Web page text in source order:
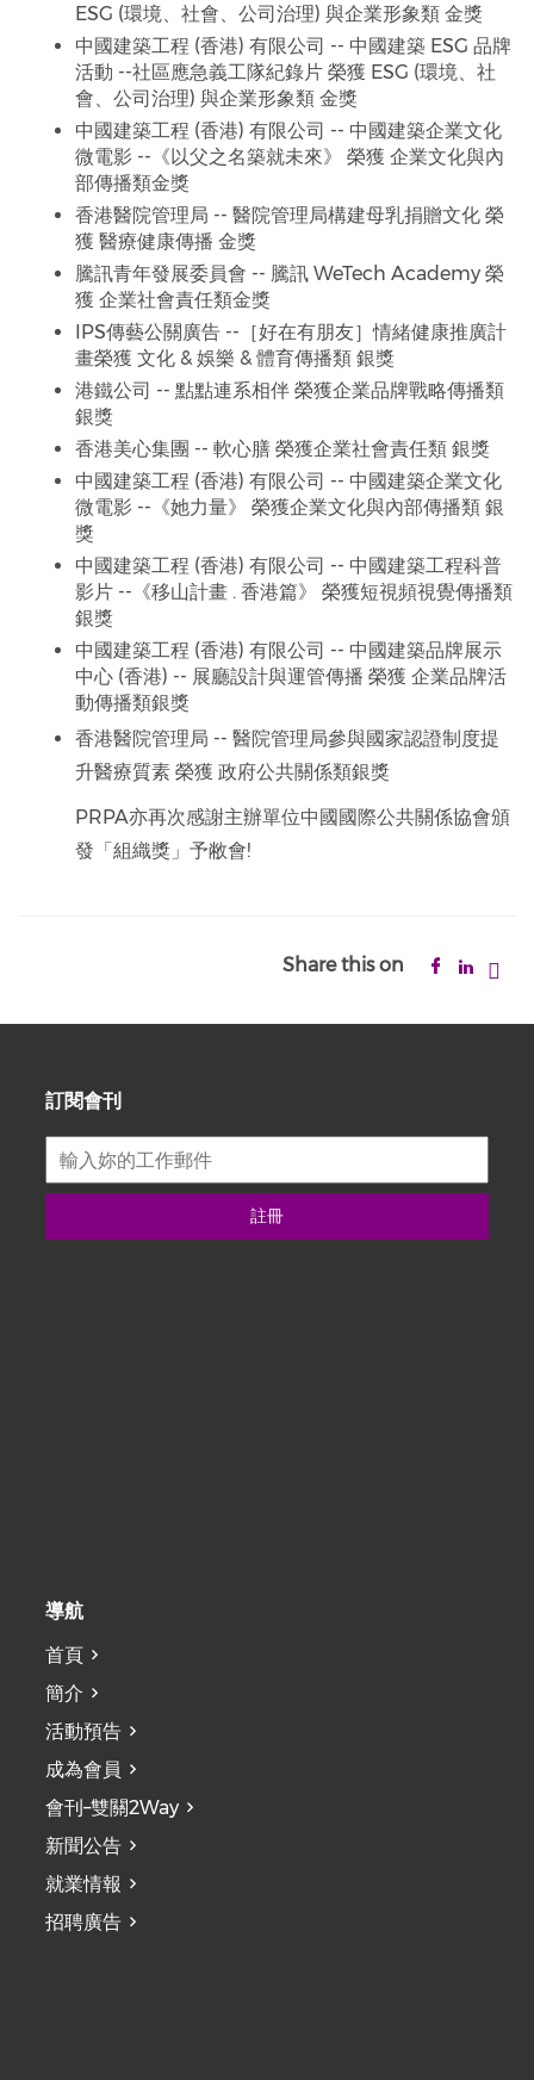
ESG (環境、社會、公司治理) 與企業形象類 金獎
中國建築工程 (香港) 有限公司 -- 中國建築 ESG 品牌
活動 --社區應急義工隊紀錄片 榮獲 ESG (環境、社
會、公司治理) 與企業形象類 金獎
中國建築工程 (香港) 有限公司 -- 中國建築企業文化
微電影 --《以父之名築就未來》 榮獲 企業文化與內
部傳播類金獎
香港醫院管理局 -- 醫院管理局構建母乳捐贈文化 榮
獲 醫療健康傳播 金獎
騰訊青年發展委員會 -- 騰訊 WeTech Academy 榮
獲 企業社會責任類金獎
IPS傳藝公關廣告 --［好在有朋友］情緒健康推廣計
畫榮獲 文化 & 娛樂 & 體育傳播類 銀獎
港鐵公司 -- 點點連系相伴 榮獲企業品牌戰略傳播類
銀獎
香港美心集團 -- 軟心膳 榮獲企業社會責任類 銀獎
中國建築工程 (香港) 有限公司 -- 中國建築企業文化
微電影 --《她力量》 榮獲企業文化與內部傳播類 銀
獎
中國建築工程 (香港) 有限公司 -- 中國建築工程科普
影片 --《移山計畫 . 香港篇》 榮獲短視頻視覺傳播類
銀獎
中國建築工程 (香港) 有限公司 -- 中國建築品牌展示
中心 (香港) -- 展廳設計與運管傳播 榮獲 企業品牌活
動傳播類銀獎
香港醫院管理局 -- 醫院管理局參與國家認證制度提
升醫療質素 榮獲 政府公共關係類銀獎
PRPA亦再次感謝主辦單位中國國際公共關係協會頒
發「組織獎」予敝會!
Share this on
訂閱會刊
註冊
導航
首頁
簡介
活動預告
成為會員
會刊–雙關2Way
新聞公告
就業情報
招聘廣告